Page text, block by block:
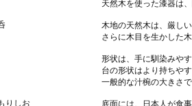
りしお
天然木を使った漆器は
木地の天然木は、厳し
さらに木目を生かした
形状は、手に馴染みや
台の形状はより持ちや
一般的な汁椀の大きさ
底面には、日本人が食